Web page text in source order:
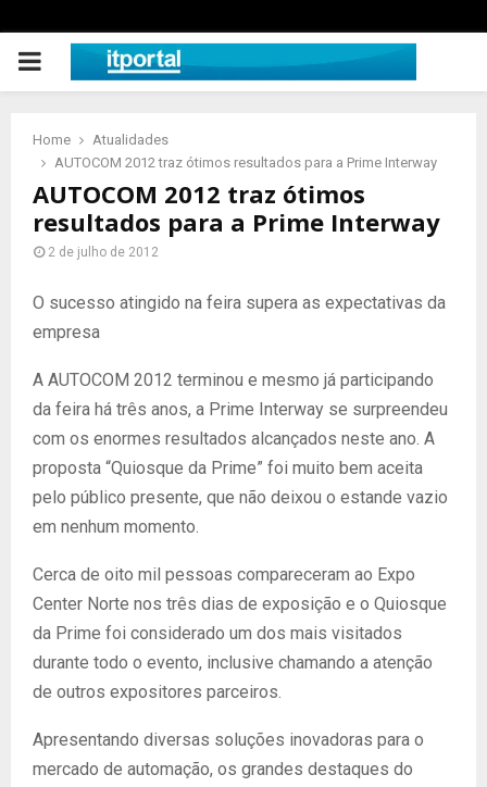
PRIMARY
Home
Atualidades
AUTOCOM 2012 traz ótimos resultados para a Prime Interway
AUTOCOM 2012 traz ótimos
resultados para a Prime Interway
2 de julho de 2012
O sucesso atingido na feira supera as expectativas da
empresa
A AUTOCOM 2012 terminou e mesmo já participando
da feira há três anos, a Prime Interway se surpreendeu
com os enormes resultados alcançados neste ano. A
proposta “Quiosque da Prime” foi muito bem aceita
pelo público presente, que não deixou o estande vazio
em nenhum momento.
Cerca de oito mil pessoas compareceram ao Expo
Center Norte nos três dias de exposição e o Quiosque
da Prime foi considerado um dos mais visitados
durante todo o evento, inclusive chamando a atenção
de outros expositores parceiros.
Apresentando diversas soluções inovadoras para o
mercado de automação, os grandes destaques do